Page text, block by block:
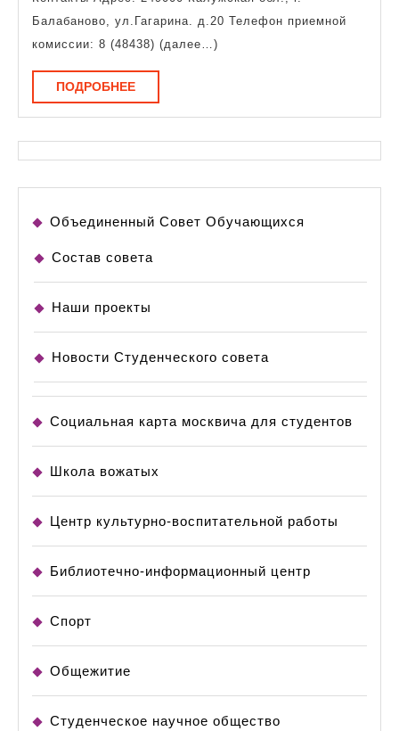
Балабаново, ул.Гагарина. д.20 Телефон приемной
комиссии: 8 (48438) (далее…)
ПОДРОБНЕЕПОДРОБНЕЕ
Объединенный Совет Обучающихся
Состав совета
Наши проекты
Новости Студенческого совета
Социальная карта москвича для студентов
Школа вожатых
Центр культурно-воспитательной работы
Библиотечно-информационный центр
Спорт
Общежитие
Студенческое научное общество